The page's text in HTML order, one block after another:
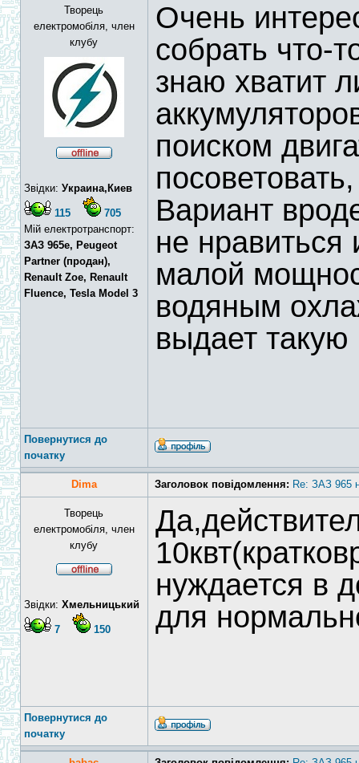
Творець
електромобіля, член
клубу
Звідки: Украина,Киев
115
705
Мій електротранспорт:
ЗАЗ 965e, Peugeot
Partner (продан),
Renault Zoe, Renault
Fluence, Tesla Model 3
Очень
собрать что-
знаю хватит
поиском
Вариант
не нравиться
малой
водяным
выдает
Повернутися до
початку
Dima Заголовок повідомлення: Re: ЗАЗ 965
Творець
електромобіля, член
клубу
Звідки: Хмельницький
7 150
нуждается в
для
Повернутися до
початку